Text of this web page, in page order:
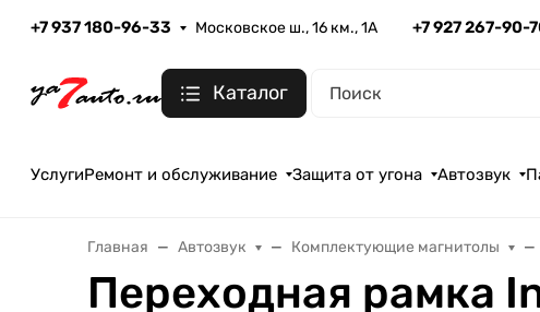
+7 937 180-96-33 Московское ш., 16 км., 1А +7 927 267-90-
Каталог
УслугиРемонт и обслуживание Защита от угона Автозвук
Главная Автозвук Комплектующие магнитолы
Переходная рамка